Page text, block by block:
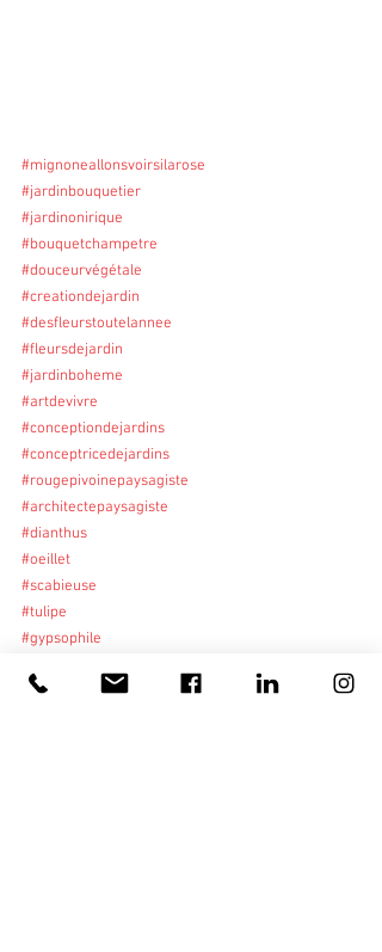
#mignoneallonsvoirsilarose
#jardinbouquetier
#jardinonirique
#bouquetchampetre
#douceurvégétale
#creationdejardin
#desfleurstoutelannee
#fleursdejardin
#jardinboheme
#artdevivre
#conceptiondejardins
#conceptricedejardins
#rougepivoinepaysagiste
#architectepaysagiste
#dianthus
#oeillet
#scabieuse
#tulipe
#gypsophile
massifs fleurisconception de massifjardin bouquetier